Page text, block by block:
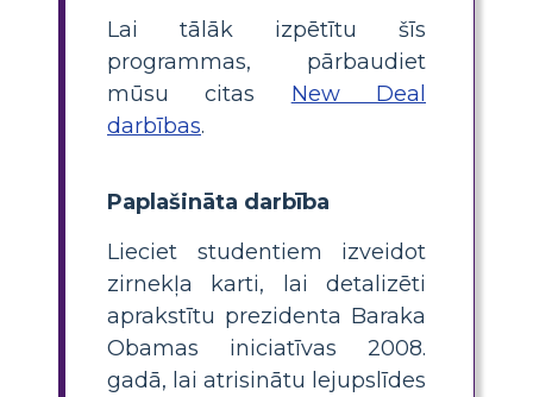
Lai tālāk izpētītu šīs
programmas, pārbaudiet
mūsu citas New Deal
darbības.
Paplašināta darbība
Lieciet studentiem izveidot
zirnekļa karti, lai detalizēti
aprakstītu prezidenta Baraka
Obamas iniciatīvas 2008.
gadā, lai atrisinātu lejupslīdes